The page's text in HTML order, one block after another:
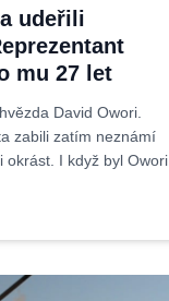
udeřili
mu 27 let
David Owori.
zabili zatím neznámí
okrást. I když byl Owori